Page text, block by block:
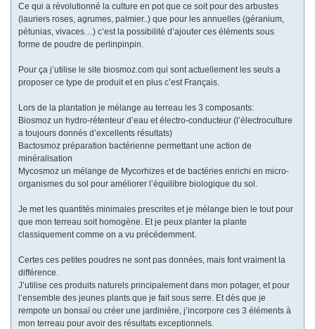
Ce qui a révolutionné la culture en pot que ce soit pour des arbustes
(lauriers roses, agrumes, palmier..) que pour les annuelles (géranium,
pétunias, vivaces…) c’est la possibilité d’ajouter ces éléments sous
forme de poudre de perlinpinpin.
Pour ça j’utilise le site biosmoz.com qui sont actuellement les seuls a
proposer ce type de produit et en plus c’est Français.
Lors de la plantation je mélange au terreau les 3 composants:
Biosmoz un hydro-rétenteur d’eau et électro-conducteur (l’électroculture
a toujours donnés d’excellents résultats)
Bactosmoz préparation bactérienne permettant une action de
minéralisation
Mycosmoz un mélange de Mycorhizes et de bactéries enrichi en micro-
organismes du sol pour améliorer l’équilibre biologique du sol.
Je met les quantités minimales prescrites et je mélange bien le tout pour
que mon terreau soit homogène. Et je peux planter la plante
classiquement comme on a vu précédemment.
Certes ces petites poudres ne sont pas données, mais font vraiment la
différence.
J’utilise ces produits naturels principalement dans mon potager, et pour
l’ensemble des jeunes plants que je fait sous serre. Et dès que je
rempote un bonsaï ou créer une jardinière, j’incorpore ces 3 éléments à
mon terreau pour avoir des résultats exceptionnels.